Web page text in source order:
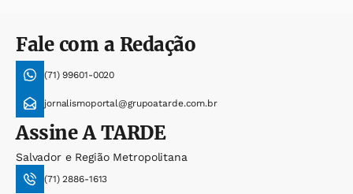
Fale com a Redação
(71) 99601-0020
jornalismoportal@grupoatarde.com.br
AssineA TARDE
Salvador e Região Metropolitana
(71) 2886-1613